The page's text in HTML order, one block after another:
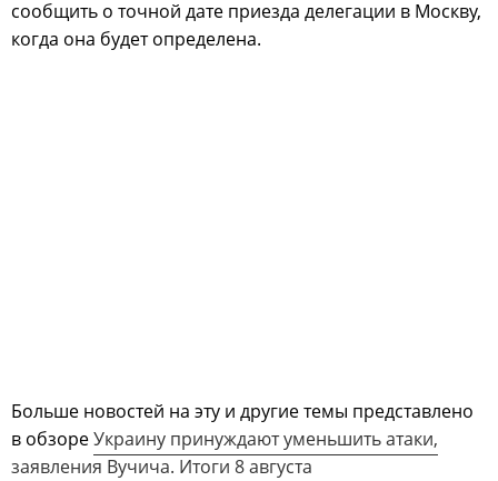
сообщить о точной дате приезда делегации в Москву,
когда она будет определена.
Больше новостей на эту и другие темы представлено
в обзореУкраину принуждают уменьшить атаки,
заявления Вучича. Итоги 8 августа